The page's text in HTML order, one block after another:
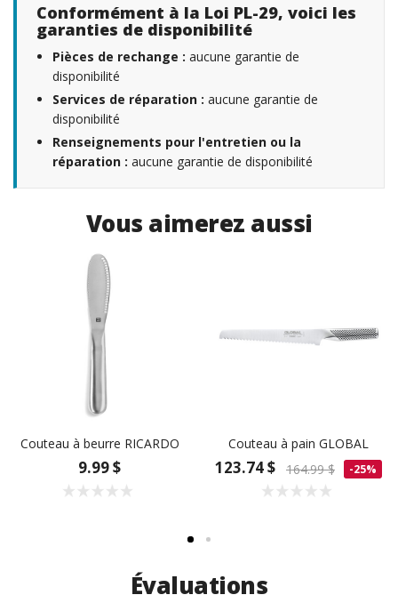
Conformément à la Loi PL-29, voici les
garanties de disponibilité
Pièces de rechange : aucune garantie de
disponibilité
Services de réparation : aucune garantie de
disponibilité
Renseignements pour l'entretien ou la
réparation : aucune garantie de disponibilité
Vous aimerez aussi
Couteau à beurre RICARDO
9.99 $
Couteau à pain GLOBAL
123.74 $ 164.99 $ -25%
Évaluations